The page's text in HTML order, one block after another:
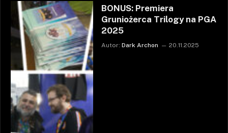
BONUS: Premiera
Gruniożerca Trilogy na PGA
2025
Autor: Dark Archon 20.11.2025